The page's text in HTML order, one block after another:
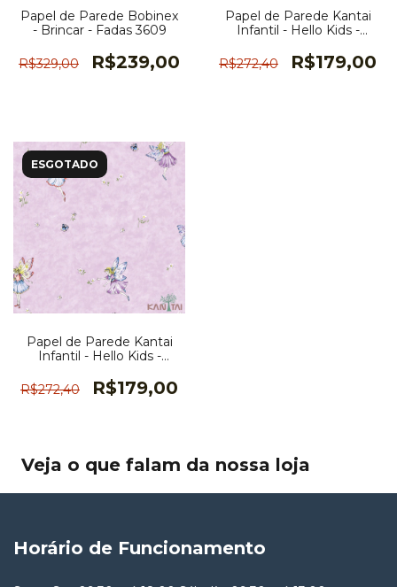
Papel de Parede Bobinex
- Brincar - Fadas 3609
R$329,00 R$239,00
Papel de Parede Kantai
Infantil - Hello Kids -
R$272,40
R$179,00
ESGOTADO
Papel de Parede Kantai
Infantil - Hello Kids -
R$272,40
R$179,00
Veja o que falam da nossa loja
Horário de Funcionamento